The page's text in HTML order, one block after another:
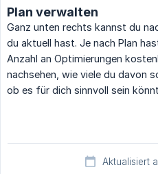
Plan verwalten
Ganz unten rechts kannst du
du aktuell hast. Je nach Plan
Anzahl an Optimierungen
nachsehen, wie viele du davon
ob es für dich sinnvoll sein
Aktualisiert